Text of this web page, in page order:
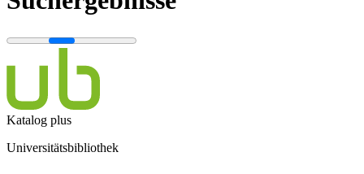
Katalog plus
Universitätsbibliothek